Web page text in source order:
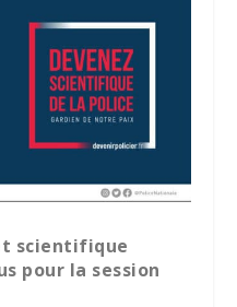
scientifique
pour la session